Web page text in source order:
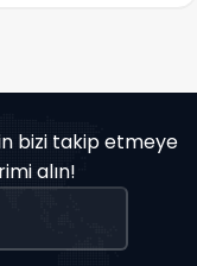
bizi takip etmeye
alın!